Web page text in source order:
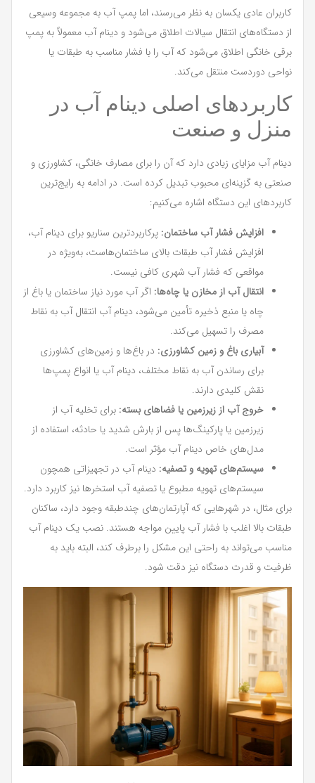
کاربران عادی یکسان به نظر می‌رسند، اما پمپ آب به مجموعه وسیعی
از دستگاه‌های انتقال سیالات اطلاق می‌شود و دینام آب معمولاً به پمپ
برقی خانگی اطلاق می‌شود که آب را با فشار مناسب به طبقات یا
نواحی دوردست منتقل می‌کند.
کاربردهای اصلی دینام آب در
منزل و صنعت
دینام آب مزایای زیادی دارد که آن را برای مصارف خانگی، کشاورزی و
صنعتی به گزینه‌ای محبوب تبدیل کرده است. در ادامه به رایج‌ترین
کاربردهای این دستگاه اشاره می‌کنیم:
افزایش فشار آب ساختمان: پرکاربردترین سناریو برای دینام آب،
افزایش فشار آب طبقات بالای ساختمان‌هاست، به‌ویژه در
مواقعی که فشار آب شهری کافی نیست.
انتقال آب از مخازن یا چاه‌ها: اگر آب مورد نیاز ساختمان یا باغ از
چاه یا منبع ذخیره تأمین می‌شود، دینام آب انتقال آب به نقاط
مصرف را تسهیل می‌کند.
آبیاری باغ و زمین کشاورزی: در باغ‌ها و زمین‌های کشاورزی
برای رساندن آب به نقاط مختلف، دینام آب یا انواع پمپ‌ها
نقش کلیدی دارند.
خروج آب از زیرزمین یا فضاهای بسته: برای تخلیه آب از
زیرزمین یا پارکینگ‌ها پس از بارش شدید یا حادثه، استفاده از
مدل‌های خاص دینام آب مؤثر است.
سیستم‌های تهویه و تصفیه: دینام آب در تجهیزاتی همچون
سیستم‌های تهویه مطبوع یا تصفیه آب استخرها نیز کاربرد دارد.
برای مثال، در شهرهایی که آپارتمان‌های چندطبقه وجود دارد، ساکنان
طبقات بالا اغلب با فشار آب پایین مواجه هستند. نصب یک دینام آب
مناسب می‌تواند به راحتی این مشکل را برطرف کند، البته باید به
ظرفیت و قدرت دستگاه نیز دقت شود.